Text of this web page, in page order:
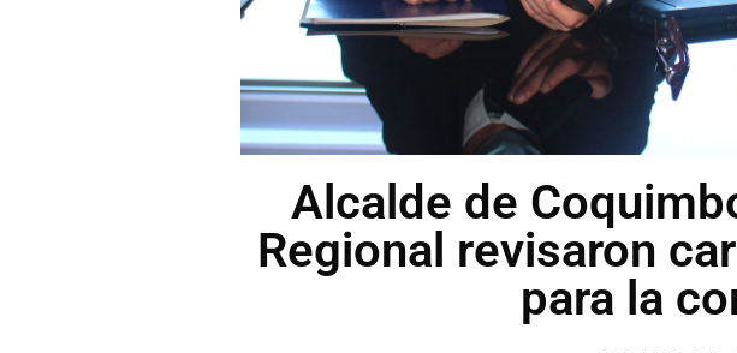
Alcalde de
Regional revisaron
para la